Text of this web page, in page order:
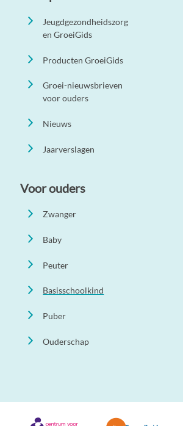
Jeugdgezondheidszorg
en GroeiGids
Producten GroeiGids
Groei-nieuwsbrieven
voor ouders
Nieuws
Jaarverslagen
Voor ouders
Zwanger
Baby
Peuter
Basisschoolkind
Puber
Ouderschap